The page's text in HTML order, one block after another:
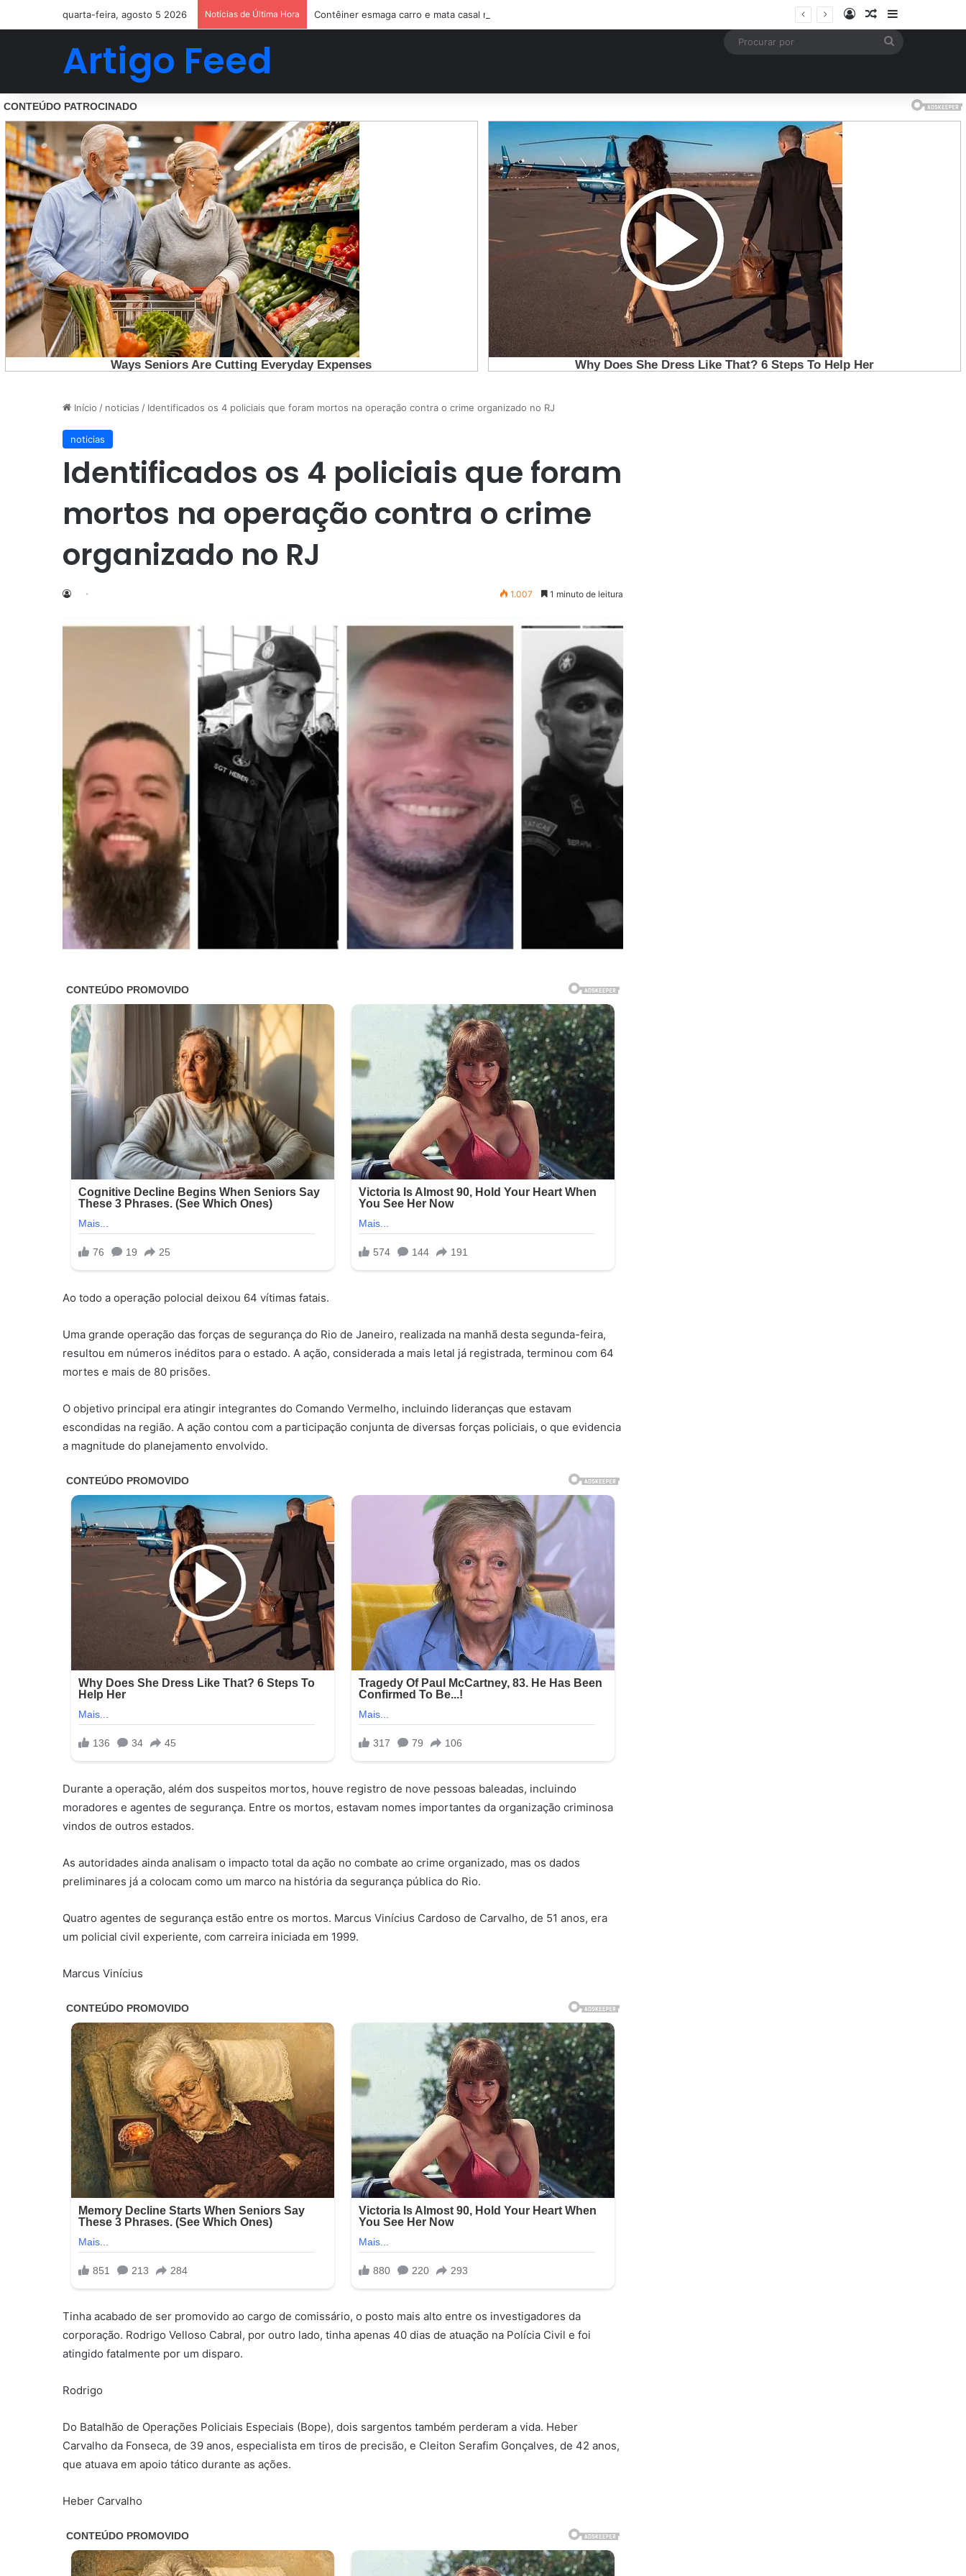
quarta-feira, agosto 5 2026 Notícias de Última Hora Contêiner esmaga carro e mata casal na BR-470; filho sobreviveu…Ver mais EntrarArtigo aleatório
Barra Lateral
Artigo Feed
Início / noticias / Identificados os 4 policiais que foram mortos na operação contra o crime organizado no RJ
noticias
Identificados os 4 policiais que foram
mortos na operação contra o crime
organizado no RJ
1.007 1 minuto de leitura
Ao todo a operação polocial deixou 64 vítimas fatais.
Uma grande operação das forças de segurança do Rio de Janeiro, realizada na manhã desta segunda-feira,
resultou em números inéditos para o estado. A ação, considerada a mais letal já registrada, terminou com 64
mortes e mais de 80 prisões.
O objetivo principal era atingir integrantes do Comando Vermelho, incluindo lideranças que estavam
escondidas na região. A ação contou com a participação conjunta de diversas forças policiais, o que evidencia
a magnitude do planejamento envolvido.
Durante a operação, além dos suspeitos mortos, houve registro de nove pessoas baleadas, incluindo
moradores e agentes de segurança. Entre os mortos, estavam nomes importantes da organização criminosa
vindos de outros estados.
As autoridades ainda analisam o impacto total da ação no combate ao crime organizado, mas os dados
preliminares já a colocam como um marco na história da segurança pública do Rio.
Quatro agentes de segurança estão entre os mortos. Marcus Vinícius Cardoso de Carvalho, de 51 anos, era
um policial civil experiente, com carreira iniciada em 1999.
Marcus Vinícius
Tinha acabado de ser promovido ao cargo de comissário, o posto mais alto entre os investigadores da
corporação. Rodrigo Velloso Cabral, por outro lado, tinha apenas 40 dias de atuação na Polícia Civil e foi
atingido fatalmente por um disparo.
Rodrigo
Do Batalhão de Operações Policiais Especiais (Bope), dois sargentos também perderam a vida. Heber
Carvalho da Fonseca, de 39 anos, especialista em tiros de precisão, e Cleiton Serafim Gonçalves, de 42 anos,
que atuava em apoio tático durante as ações.
Heber Carvalho